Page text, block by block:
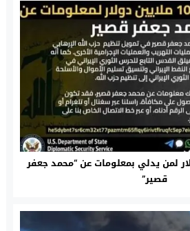
دولار لمن يدلي بمعلومات عن “محمد جعفر
قصير”